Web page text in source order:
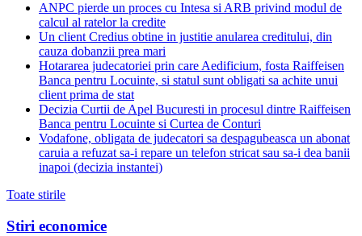
ANPC pierde un proces cu Intesa si ARB privind modul de
calcul al ratelor la credite
Un client Credius obtine in justitie anularea creditului, din
cauza dobanzii prea mari
Hotararea judecatoriei prin care Aedificium, fosta Raiffeisen
Banca pentru Locuinte, si statul sunt obligati sa achite unui
client prima de stat
Decizia Curtii de Apel Bucuresti in procesul dintre Raiffeisen
Banca pentru Locuinte si Curtea de Conturi
Vodafone, obligata de judecatori sa despagubeasca un abonat
caruia a refuzat sa-i repare un telefon stricat sau sa-i dea banii
inapoi (decizia instantei)
Toate stirile
Stiri economice